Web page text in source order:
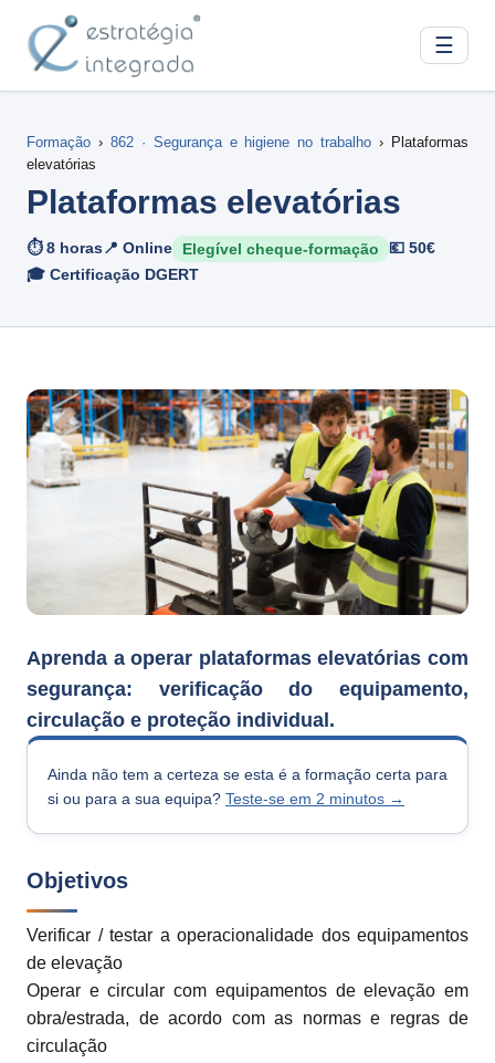
☰
Formação › 862 · Segurança e higiene no trabalho › Plataformas
elevatórias
Plataformas elevatórias
⏱ 8 horas📍 Online Elegível cheque-formação
💶 50€
🎓 Certificação DGERT
Aprenda a operar plataformas elevatórias com
segurança: verificação do equipamento,
circulação e proteção individual.
Ainda não tem a certeza se esta é a formação certa para
si ou para a sua equipa? Teste-se em 2 minutos →
Objetivos
Verificar / testar a operacionalidade dos equipamentos
de elevação
Operar e circular com equipamentos de elevação em
obra/estrada, de acordo com as normas e regras de
circulação